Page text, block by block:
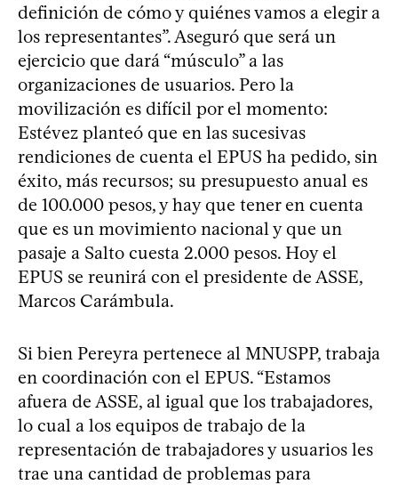
definición de cómo y quiénes vamos a elegir a
los representantes”. Aseguró que será un
ejercicio que dará “músculo” a las
organizaciones de usuarios. Pero la
movilización es difícil por el momento:
Estévez planteó que en las sucesivas
rendiciones de cuenta el EPUS ha pedido, sin
éxito, más recursos; su presupuesto anual es
de 100.000 pesos, y hay que tener en cuenta
que es un movimiento nacional y que un
pasaje a Salto cuesta 2.000 pesos. Hoy el
EPUS se reunirá con el presidente de ASSE,
Marcos Carámbula.
Si bien Pereyra pertenece al MNUSPP, trabaja
en coordinación con el EPUS. “Estamos
afuera de ASSE, al igual que los trabajadores,
lo cual a los equipos de trabajo de la
representación de trabajadores y usuarios les
trae una cantidad de problemas para